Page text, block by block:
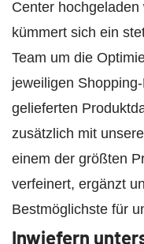
Center
kümmert sich ein
Team um die
jeweiligen
gelieferten
zusätzlich mit
einem der größten
verfeinert, ergänzt
Bestmöglichste für
Inwiefern